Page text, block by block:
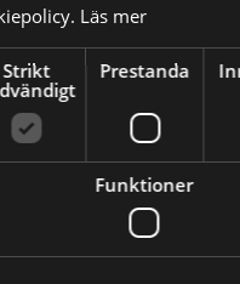
Läs mer
Strikt
Prestanda
Funktioner